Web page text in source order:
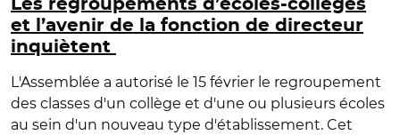
Les regroupements d’écoles-collèges
et l’avenir de la fonction de directeur
inquiètent
L'Assemblée a autorisé le 15 février le regroupement
des classes d'un collège et d'une ou plusieurs écoles
au sein d'un nouveau type d'établissement. Cet